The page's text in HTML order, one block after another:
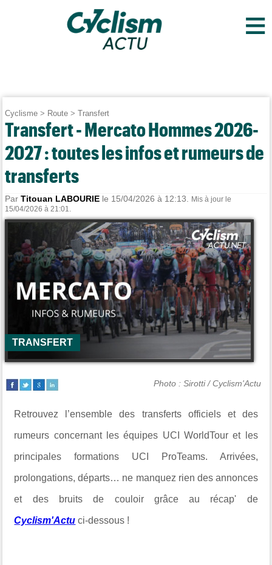
≡
Cyclisme > Route >Transfert
Transfert - Mercato Hommes 2026-
2027 : toutes les infos et rumeurs de
transferts
ParTitouan LABOURIE le 15/04/2026 à 12:13.
Mis à jour le
15/04/2026 à 21:01.
TRANSFERT
Photo : Sirotti / Cyclism'Actu
Retrouvez l’ensemble des transferts officiels et des
rumeurs concernant les équipes UCI WorldTour et les
principales formations UCI ProTeams. Arrivées,
prolongations, départs… ne manquez rien des annonces
et des bruits de couloir grâce au récap' de
Cyclism'Actu ci-dessous !